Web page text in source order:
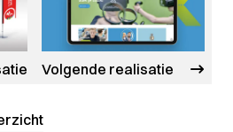
Volgende realisatie